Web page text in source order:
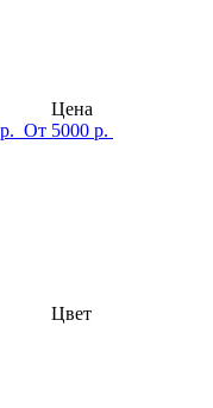
Цена
От 5000 р.
Цвет